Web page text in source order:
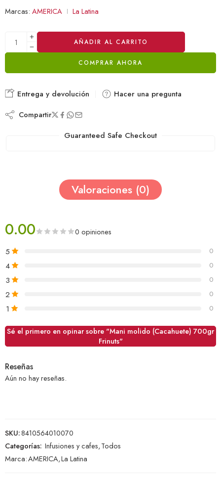
Marcas: AMERICA La Latina
AÑADIR AL CARRITO
COMPRAR AHORA
Alternative:
Entrega y devolución Hacer una pregunta
Compartir
Guaranteed Safe Checkout
Valoraciones (0)
0.00 0 opiniones
5 0
4 0
3 0
2 0
1 0
Sé el primero en opinar sobre "Mani molido (Cacahuete) 700gr
Frinuts"
Reseñas
Aún no hay reseñas.
SKU:8410564010070
Categorías: Infusiones y cafes,Todos
Marca:AMERICA,La Latina